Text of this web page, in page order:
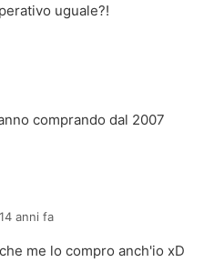
uguale?!
comprando dal 2007
14 anni fa
me lo compro anch'io xD